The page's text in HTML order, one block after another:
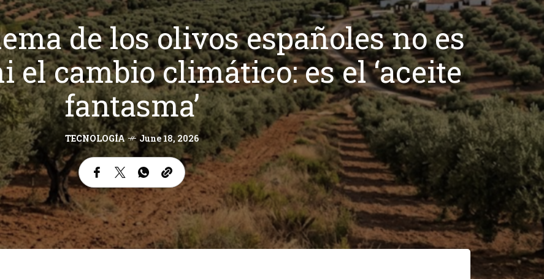
de los olivos españoles no es
el cambio climático: es el ‘aceite
fantasma’
TECNOLOGÍA June 18, 2026